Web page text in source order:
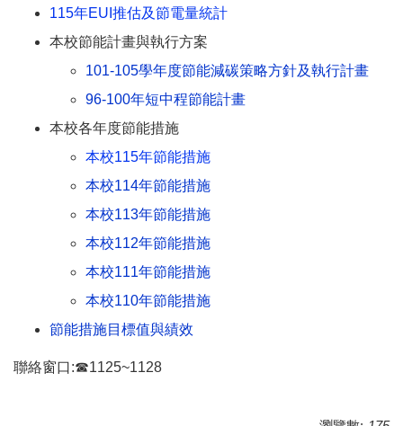
115年EUI推估及節電量統計
本校節能計畫與執行方案
101-105學年度節能減碳策略方針及執行計畫
96-100年短中程節能計畫
本校各年度節能措施
本校115年節能措施
本校114年節能措施
本校113年節能措施
本校112年節能措施
本校111年節能措施
本校110年節能措施
節能措施目標值與績效
聯絡窗口:☎1125~1128